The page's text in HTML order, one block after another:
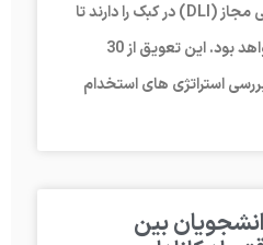
بعضی از موسسات آموزشی مجاز (DLI) در کبک را دارند تا
31 مارس 2021 معوق خواهد بود. این تعویق از 30
استراتژی های استخدام
بین